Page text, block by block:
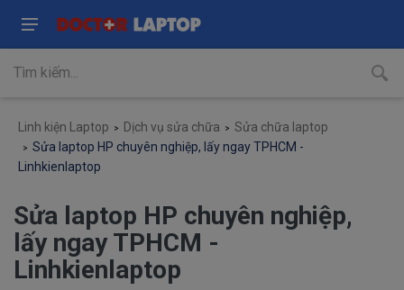
Linh kiện Laptop Dịch vụ sửa chữa
Sửa chữa laptop
Sửa laptop HP chuyên nghiệp, lấy ngay TPHCM -
Linhkienlaptop
Sửa laptop HP chuyên nghiệp,
lấy ngay TPHCM -
Linhkienlaptop